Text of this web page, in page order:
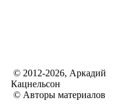
© 2012-2026, Аркадий
Кацнельсон
© Авторы материалов